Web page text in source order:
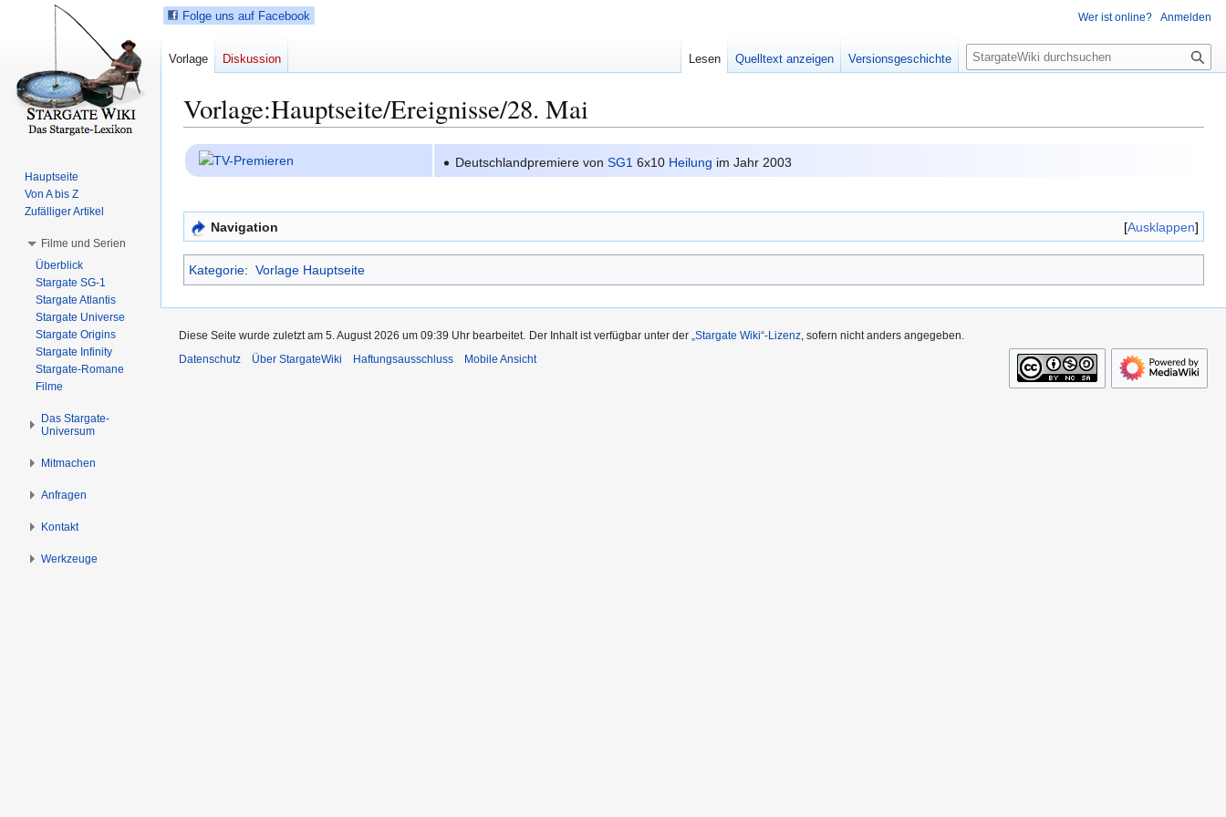
Vorlage:Hauptseite/Ereignisse/28. Mai
Z
u
N
v
a
t
i
Z
u
S
c
s
p
r
Deutschlandpremiere vonSG1 6x10 Heilung im Jahr 2003
Ausklappen
Navigation
Kategorie: Vorlage Hauptseite
Folge uns auf Facebook Wer ist online? Anmelden
Vorlage Diskussion Lesen Quelltext anzeigen Versionsgeschichte
S
u
e
Hauptseite
Von A bis Z
Zufälliger Artikel
Filme und Serien
Überblick
Stargate SG-1
Stargate Atlantis
Stargate Universe
Stargate Origins
Stargate Infinity
Stargate-Romane
Filme
Das Stargate-
Universum
Mitmachen
Anfragen
Kontakt
Werkzeuge
Diese Seite wurde zuletzt am 5. August 2026 um 09:39 Uhr bearbeitet. Der Inhalt ist verfügbar unter der „Stargate Wiki“-Lizenz , sofern nicht anders angegeben.
Datenschutz
Über StargateWiki Haftungsausschluss Mobile Ansicht